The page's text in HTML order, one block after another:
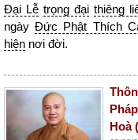
Đại Lễ trọng đại thiêng
ngàyĐức Phật Thích
hiện nơi đời.
Hoà